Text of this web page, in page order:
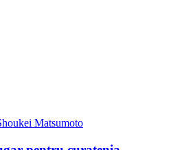
Matsumoto